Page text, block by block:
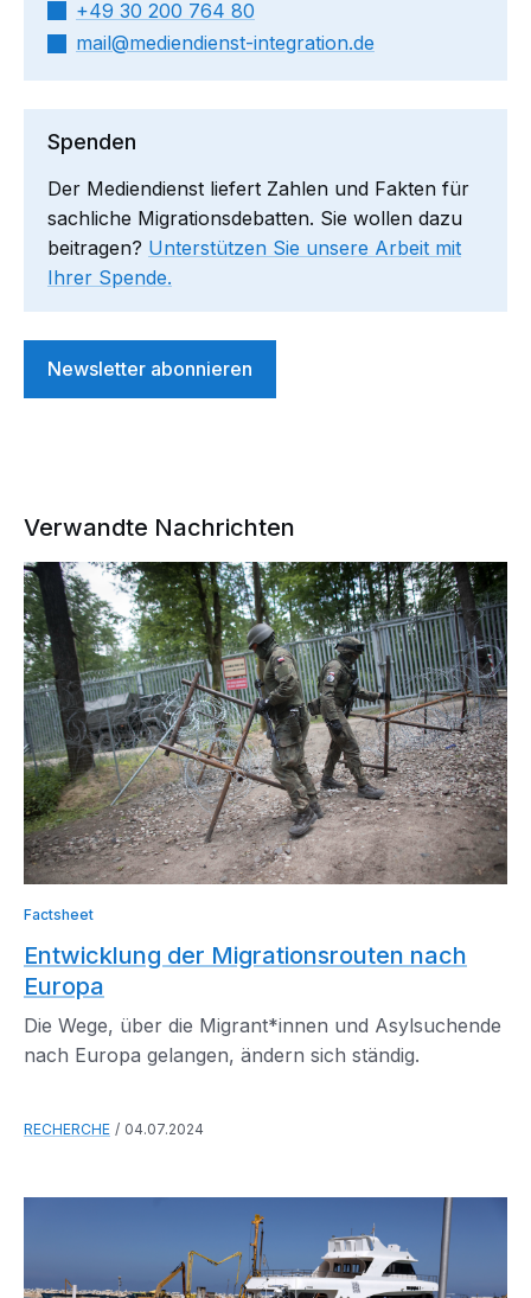
+49 30 200 764 80
mail​
mediendienst-integration.de
Spenden
Der Mediendienst liefert Zahlen und Fakten für
sachliche Migrationsdebatten. Sie wollen dazu
beitragen? Unterstützen Sie unsere Arbeit mit
Ihrer Spende.
Newsletter abonnieren
Verwandte Nachrichten
Factsheet
Entwicklung der Migrationsrouten nach
Europa
Die Wege, über die Migrant*innen und Asylsuchende
nach Europa gelangen, ändern sich ständig.
RECHERCHE 04.07.2024